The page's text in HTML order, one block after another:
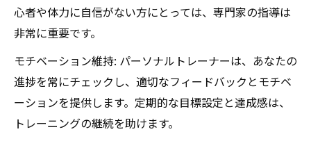
心者や体力に自信がない方にとっては、専門家の指導は
非常に重要です。
モチベーション維持: パーソナルトレーナーは、あなたの
進捗を常にチェックし、適切なフィードバックとモチベ
ーションを提供します。定期的な目標設定と達成感は、
トレーニングの継続を助けます。